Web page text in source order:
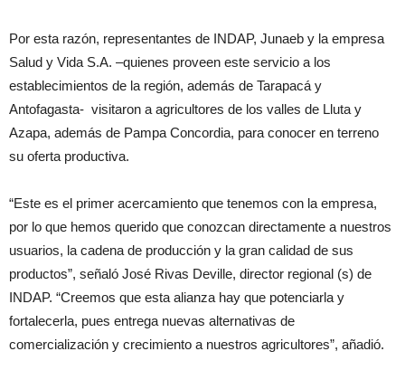
Por esta razón, representantes de INDAP, Junaeb y la empresa
Salud y Vida S.A. –quienes proveen este servicio a los
establecimientos de la región, además de Tarapacá y
Antofagasta- visitaron a agricultores de los valles de Lluta y
Azapa, además de Pampa Concordia, para conocer en terreno
su oferta productiva.
“Este es el primer acercamiento que tenemos con la empresa,
por lo que hemos querido que conozcan directamente a nuestros
usuarios, la cadena de producción y la gran calidad de sus
productos”, señaló José Rivas Deville, director regional (s) de
INDAP. “Creemos que esta alianza hay que potenciarla y
fortalecerla, pues entrega nuevas alternativas de
comercialización y crecimiento a nuestros agricultores”, añadió.